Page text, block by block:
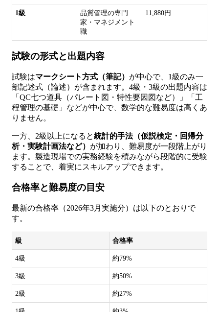
1級
品質管理の専門
家・マネジメント
職
11,880円
試験の形式と出題内容
試験はマークシート方式（筆記） が中心で、1級のみ一
部記述式（論述）が含まれます。4級・3級の出題内容は
「QC七つ道具（パレート図・特性要因図など）」「工
程管理の基礎」などが中心で、数学的な難易度は高くあ
りません。
一方、2級以上になると統計的手法（仮説検定・回帰分
析・実験計画法など） が加わり、難易度が一段階上がり
ます。製造現場での実務経験を積みながら段階的に受験
することで、着実にスキルアップできます。
合格率と難易度の目安
最新の合格率（2026年3月実施分）は以下のとおりで
す。
級 合格率
4級 約79%
3級 約50%
2級 約27%